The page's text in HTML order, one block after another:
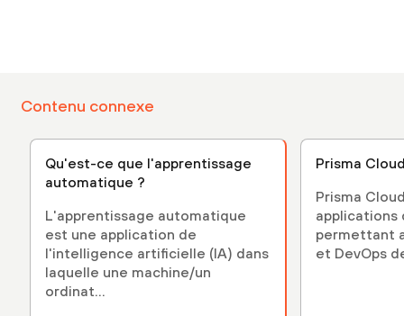
Contenu connexe
Qu'est-ce que l'apprentissage
automatique ?
L'apprentissage automatique
est une application de
l'intelligence artificielle (IA) dans
laquelle une machine/un
ordinat...
Prisma
Prisma
applications
permettant
et DevOps